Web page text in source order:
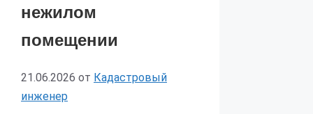
нежилом
помещении
21.06.2026 от Кадастровый
инженер